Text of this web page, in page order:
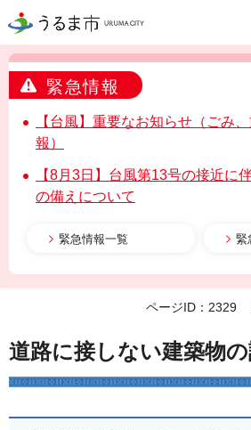
うるま市
緊急情報
【台風】重要なお知らせ（ごみ
報）
【8月3日】台風第13号の接近に
の備えについて
緊急情報一覧 緊
ページID：2329
道路に接しない建築物